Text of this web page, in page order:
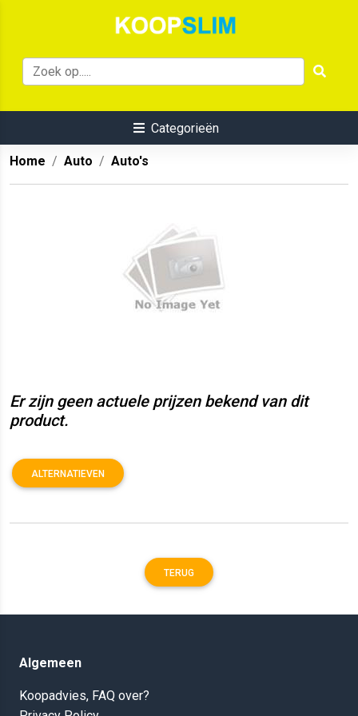
Categorieën
Home Auto Auto's
Er zijn geen actuele prijzen bekend van dit
product.
ALTERNATIEVEN
TERUG
Algemeen
Koopadvies, FAQ over?